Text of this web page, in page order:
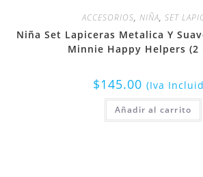
ACCESORIOS, NIÑA, SET
Niña Set Lapiceras Metalica Y
Minnie Happy Helpers (2
$145.00 (Iva
Añadir al carrito